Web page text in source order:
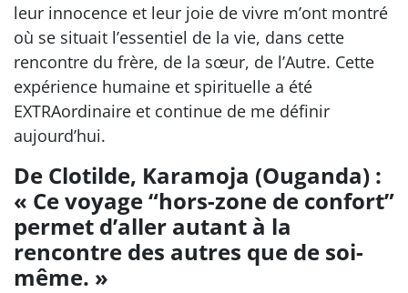
leur innocence et leur joie de vivre m’ont montré
où se situait l’essentiel de la vie, dans cette
rencontre du frère, de la sœur, de l’Autre. Cette
expérience humaine et spirituelle a été
EXTRAordinaire et continue de me définir
aujourd’hui.
De Clotilde, Karamoja (Ouganda) :
« Ce voyage “hors-zone de confort”
permet d’aller autant à la
rencontre des autres que de soi-
même. »